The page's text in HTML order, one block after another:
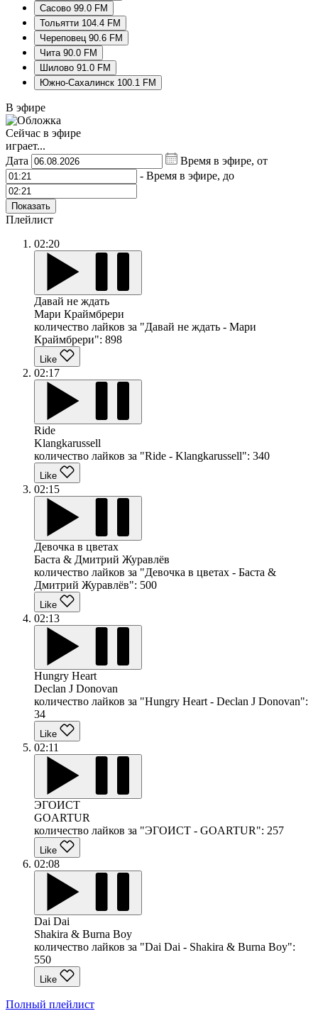
Сасово 99.0 FM
Тольятти 104.4 FM
Череповец 90.6 FM
Чита 90.0 FM
Шилово 91.0 FM
Южно-Сахалинск 100.1 FM
В эфире
Сейчас в эфире
играет...
Дата
Время в эфире, от
- Время в эфире, до
Показать
Плейлист
02:20
Давай не ждать
Мари Краймбрери
количество лайков за "Давай не ждать - Мари
Краймбрери": 898
Like
02:17
Ride
Klangkarussell
количество лайков за "Ride - Klangkarussell": 340
Like
02:15
Девочка в цветах
Баста & Дмитрий Журавлёв
количество лайков за "Девочка в цветах - Баста &
Дмитрий Журавлёв": 500
Like
02:13
Hungry Heart
Declan J Donovan
количество лайков за "Hungry Heart - Declan J Donovan":
34
Like
02:11
ЭГОИСТ
GOARTUR
количество лайков за "ЭГОИСТ - GOARTUR": 257
Like
02:08
Dai Dai
Shakira & Burna Boy
количество лайков за "Dai Dai - Shakira & Burna Boy":
550
Like
Полный плейлист